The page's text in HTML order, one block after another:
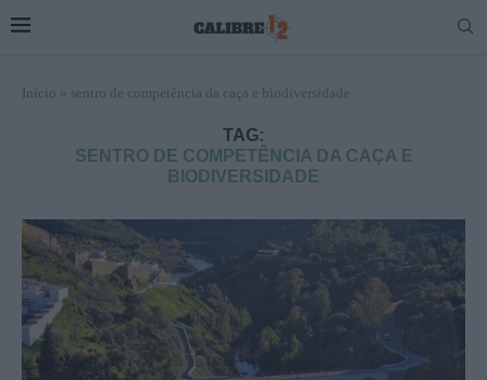
Início » sentro de competência da caça e biodiversidade
TAG:
SENTRO DE COMPETÊNCIA DA CAÇA E
BIODIVERSIDADE